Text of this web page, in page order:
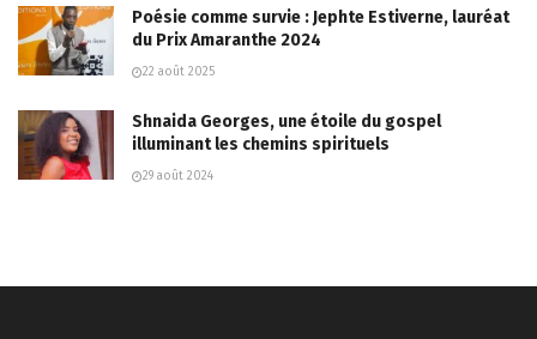
Poésie comme survie : Jephte Estiverne, lauréat
du Prix Amaranthe 2024
22 août 2025
Shnaida Georges, une étoile du gospel
illuminant les chemins spirituels
29 août 2024